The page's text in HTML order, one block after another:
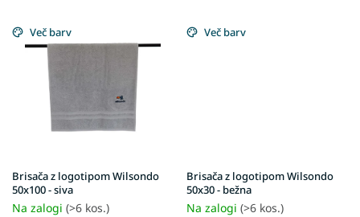
Več barv
Brisača z logotipom Wilsondo
50x100 - siva
Na zalogi (>6 kos.)
Več barv
Brisača z logotipom Wilsondo
50x30 - bežna
Na zalogi (>6 kos.)